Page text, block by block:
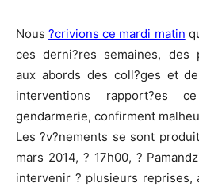
Nous?crivions ce mardi matin
ces derni?res semaines, des
aux abords des coll?ges et
interventions
gendarmerie, confirment
Les ?v?nements se sont
mars 2014, ? 17h00, ?
intervenir ? plusieurs reprises,